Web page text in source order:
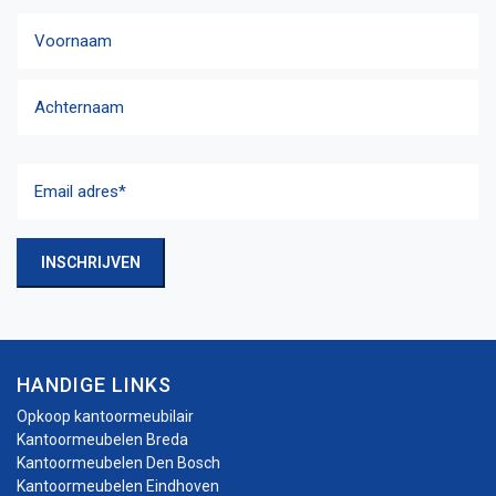
adres(Vereist)
INSCHRIJVEN
HANDIGE LINKS
Opkoop kantoormeubilair
Kantoormeubelen Breda
Kantoormeubelen Den Bosch
Kantoormeubelen Eindhoven